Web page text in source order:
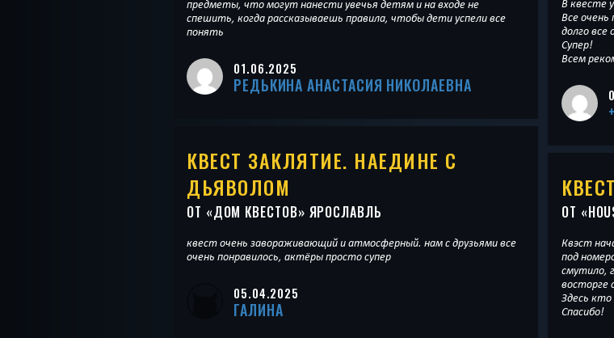
предметы, что могут нанести увечья детям и на входе не
спешить, когда рассказываешь правила, чтобы дети успели все
понять
01.06.2025
РЕДЬКИНА АНАСТАСИЯ НИКОЛАЕВНА
КВЕСТ ЗАКЛЯТИЕ. НАЕДИНЕ С
ДЬЯВОЛОМ
ОТ «ДОМ КВЕСТОВ» ЯРОСЛАВЛЬ
квест очень завораживающий и атмосферный. нам с друзьями все
очень понравилось, актёры просто супер
05.04.2025
ГАЛИНА
В квесте
Все очень
долго все
Супер!
Всем
ОТ «
Квэст
под
смутило,
восторге
Здесь
Спасибо!